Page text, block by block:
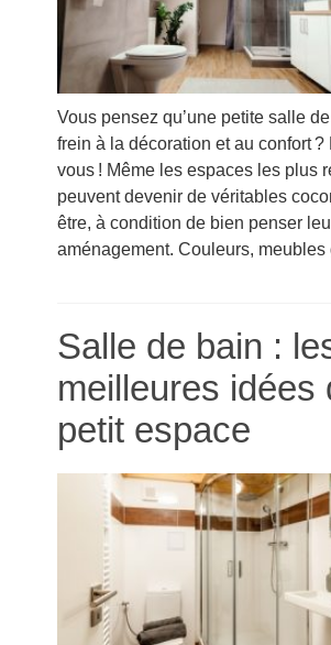
Vous pensez qu’une petite salle
frein à la décoration et au confort ?
vous ! Même les espaces les plus
peuvent devenir de véritables
être, à condition de bien penser
aménagement. Couleurs, meubles
Salle de bain :
meilleures idées
petit espace